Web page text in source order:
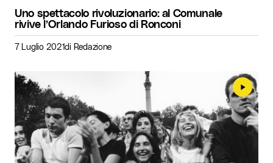
Uno spettacolo rivoluzionario: al Comunale
rivive l’Orlando Furioso di Ronconi
7 Luglio 2021di Redazione